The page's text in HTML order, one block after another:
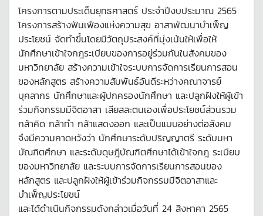
โครงการตามประเด็นยุทธศาสตร์ ประจำปีงบประมาณ 2565
โครงการสร้างฟันเฟืองแห่งความสุข อาสาพัฒนาบำเพ็ญ
ประโยชน์ จัดทำขึ้นโดยมีวัตถุประสงค์ที่มุ่งเน้นให้เพื่อให้
นักศึกษาเข้าใจกฎระเบียบของการอยู่ร่วมกันในสังคมของ
มหาวิทยาลัย สร้างความเข้าใจระบบการจัดการเรียนการสอน
ของหลักสูตร สร้างความสัมพันธ์อันดีระหว่างคณาจารย์
บุคลากร นักศึกษาและผู้ปกครองนักศึกษา และปลูกฝังให้ผู้เข้า
ร่วมกิจกรรมมีจิตอาสา เสียสละตนเองเพื่อประโยชน์ส่วนรวม
กล้าคิด กล้าทำ กล้าแสดงออก และเป็นแบบอย่างต่อสังคม
จึงมีความคาดหวังว่า นักศึกษาระดับปริญญาตรี ระดับมหา
บัณฑิตศึกษา และระดับดุษฎีบัณฑิตศึกษาได้เข้าใจกฎ ระเบียบ
ของมหาวิทยาลัย และระบบการจัดการเรียนการสอนของ
หลักสูตร และปลูกฝังให้ผู้เข้าร่วมกิจกรรมมีจิตอาสาและ
บำเพ็ญประโยชน์
และได้ดำเนินกิจกรรมดังกล่าวเมื่อวันที่ 24 สิงหาคา 2565